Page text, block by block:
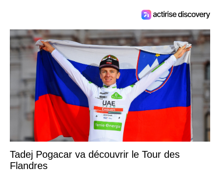
Tadej Pogacar va découvrir le Tour des
Flandres